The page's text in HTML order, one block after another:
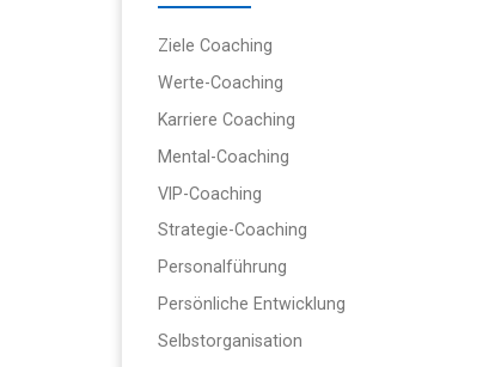
Ziele Coaching
Werte-Coaching
Karriere Coaching
Mental-Coaching
VIP-Coaching
Strategie-Coaching
Personalführung
Persönliche Entwicklung
Selbstorganisation